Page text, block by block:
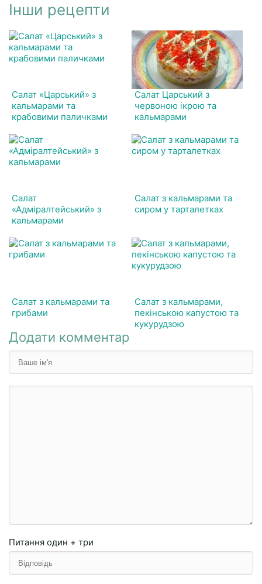
Інши рецепти
Салат «Царський» з
кальмарами та
крабовими паличками
Салат Царський з
червоною ікрою та
кальмарами
Салат
«Адміралтейський» з
кальмарами
Салат з кальмарами та
сиром у тарталетках
Салат з кальмарами та
грибами
Салат з кальмарами,
пекінською капустою та
кукурудзою
Додати комментар
Питання один + три